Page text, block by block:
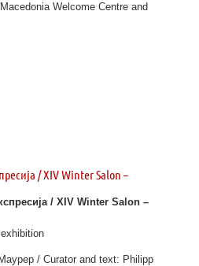
Welcome Centre and
/ XIV Winter Salon –
/ XIV Winter Salon –
/ Curator and text: Philipp